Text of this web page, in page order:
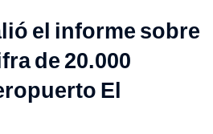
el informe sobre
de 20.000
El